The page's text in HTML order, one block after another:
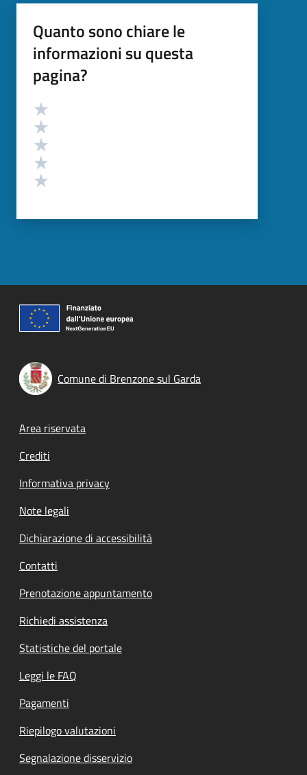
Quanto sono chiare le
informazioni su questa
pagina?
Valutazione
Comune di Brenzone sul Garda
Footer menu
Area riservata
Crediti
Informativa privacy
Note legali
Dichiarazione di accessibilità
Contatti
Prenotazione appuntamento
Richiedi assistenza
Statistiche del portale
Leggi le FAQ
Pagamenti
Riepilogo valutazioni
Segnalazione disservizio